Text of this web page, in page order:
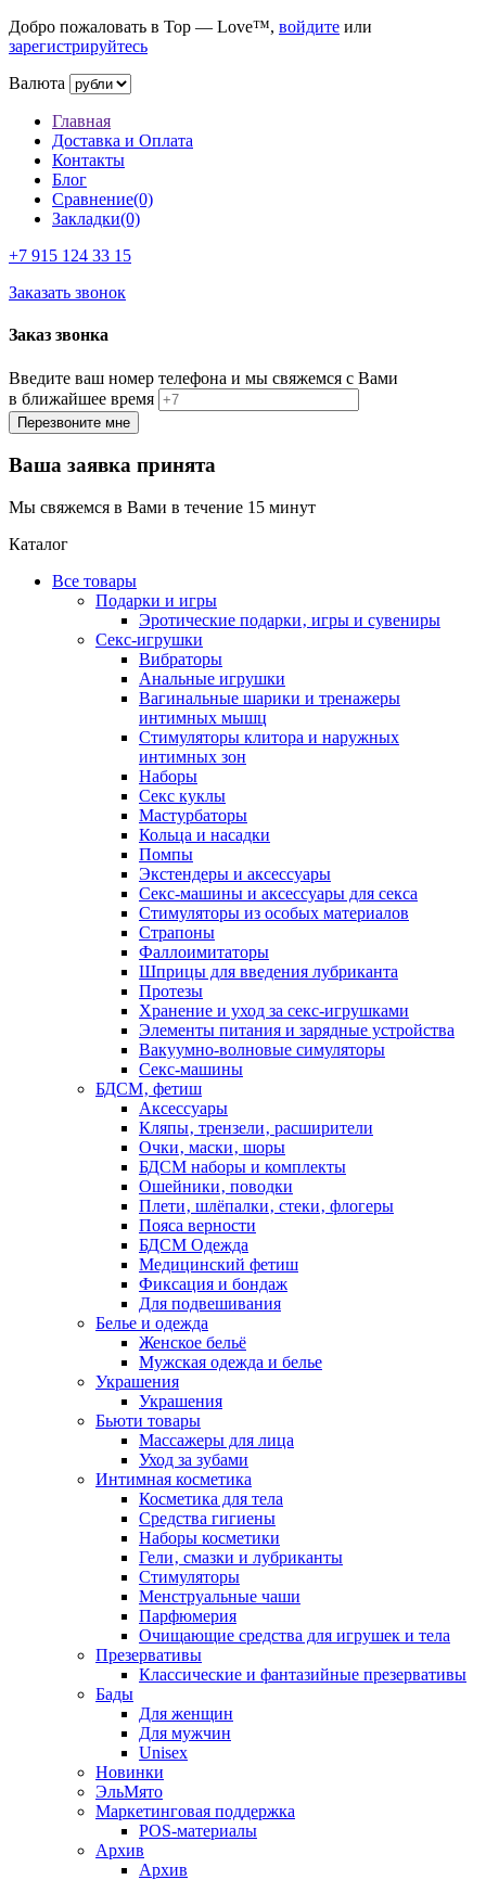
Добро пожаловать в Top — Love™, войдите или
зарегистрируйтесь
Валюта
Главная
Доставка и Оплата
Контакты
Блог
Сравнение(0)
Закладки(0)
+7 915 124 33 15
Заказать звонок
Заказ звонка
Введите ваш номер телефона и мы свяжемся с Вами
в ближайшее время
Ваша заявка принята
Мы свяжемся в Вами в течение 15 минут
Каталог
Все товары
Подарки и игры
Эротические подарки‚ игры и сувениры
Секс-игрушки
Вибраторы
Анальные игрушки
Вагинальные шарики и тренажеры
интимных мышц
Стимуляторы клитора и наружных
интимных зон
Наборы
Секс куклы
Мастурбаторы
Кольца и насадки
Помпы
Экстендеры и аксессуары
Секс-машины и аксессуары для секса
Стимуляторы из особых материалов
Страпоны
Фаллоимитаторы
Шприцы для введения лубриканта
Протезы
Хранение и уход за секс-игрушками
Элементы питания и зарядные устройства
Вакуумно-волновые симуляторы
Секс-машины
БДСМ‚ фетиш
Аксессуары
Кляпы‚ трензели‚ расширители
Очки‚ маски‚ шоры
БДСМ наборы и комплекты
Ошейники‚ поводки
Плети‚ шлёпалки‚ стеки‚ флогеры
Пояса верности
БДСМ Одежда
Медицинский фетиш
Фиксация и бондаж
Для подвешивания
Белье и одежда
Женское бельё
Мужская одежда и белье
Украшения
Украшения
Бьюти товары
Массажеры для лица
Уход за зубами
Интимная косметика
Косметика для тела
Средства гигиены
Наборы косметики
Гели‚ смазки и лубриканты
Стимуляторы
Менструальные чаши
Парфюмерия
Очищающие средства для игрушек и тела
Презервативы
Классические и фантазийные презервативы
Бады
Для женщин
Для мужчин
Unisex
Новинки
ЭльМято
Маркетинговая поддержка
POS-материалы
Архив
Архив